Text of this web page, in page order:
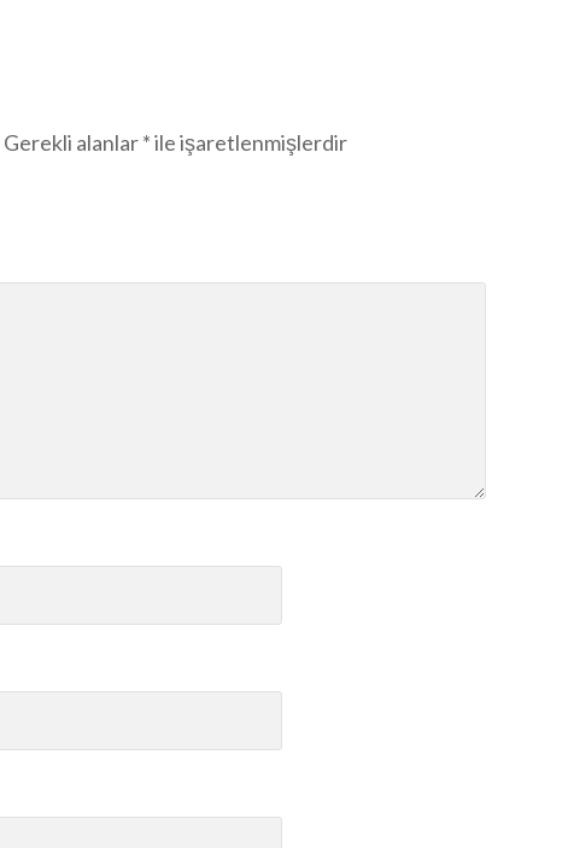
Gerekli alanlar*ile işaretlenmişlerdir